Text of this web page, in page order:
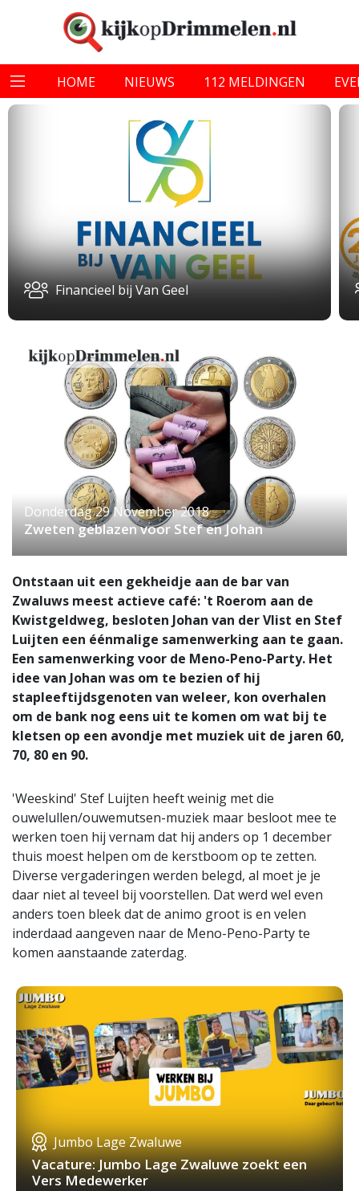
HOME NIEUWS 112 MELDINGEN
Financieel bij Van Geel
Donderdag 29 November 2018
Zweten geblazen voor Stef en Johan
Ontstaan uit een gekheidje aan de bar van
Zwaluws meest actieve café: 't Roerom aan de
Kwistgeldweg, besloten Johan van der Vlist en Stef
Luijten een éénmalige samenwerking aan te gaan.
Een samenwerking voor de Meno-Peno-Party. Het
idee van Johan was om te bezien of hij
stapleeftijdsgenoten van weleer, kon overhalen
om de bank nog eens uit te komen om wat bij te
kletsen op een avondje met muziek uit de jaren 60,
70, 80 en 90.
'Weeskind' Stef Luijten heeft weinig met die
ouwelullen/ouwemutsen-muziek maar besloot mee te
werken toen hij vernam dat hij anders op 1 december
thuis moest helpen om de kerstboom op te zetten.
Diverse vergaderingen werden belegd, al moet je je
daar niet al teveel bij voorstellen. Dat werd wel even
anders toen bleek dat de animo groot is en velen
inderdaad aangeven naar de Meno-Peno-Party te
komen aanstaande zaterdag.
Jumbo Lage Zwaluwe
Vacature: Jumbo Lage Zwaluwe zoekt een
Vers Medewerker